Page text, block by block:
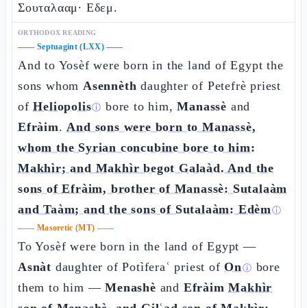
Σουταλααμ· Εδεμ.
ORTHODOX READING
—— Septuagint (LXX)——
And to Yosèf were born in the land of Egypt the
sons whomAsennèth daughter of Petefrè priest
ofHeliopolisⓘ bore to him,Manassè and
Efràim.And sons were born to Manassè,
whom the Syrian concubine bore to him:
Makhìr; and Makhìr begot Galaàd. And the
sons of Efràim, brother of Manassè: Sutalaàm
and Taàm; and the sons of Sutalaàm: Edèmⓘ
—— Masoretic (MT) ——
To Yosèf were born in the land of Egypt —
Asnàt daughter of Potìferaʿ priest of Onⓘ bore
them to him —Menashè and Efràim Makhìr